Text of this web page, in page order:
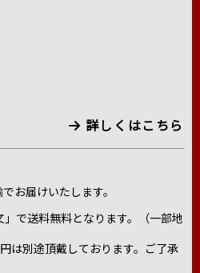
詳しくはこちら
お届けいたします。
で送料無料となります。（一部地
は別途頂戴しております。ご了承